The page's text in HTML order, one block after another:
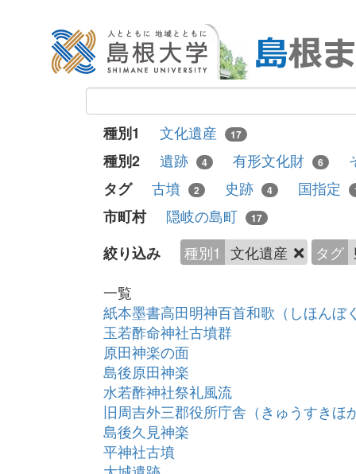
種別1 文化遺産 17
種別2 遺跡 4 有形文化財 6
タグ
古墳 2 史跡 4 国指定
市町村 隠岐の島町 17
絞り込み 種別1 文化遺産 タグ
一覧
紙本墨書高田明神百首和歌（しほんぼ
玉若酢命神社古墳群
原田神楽の面
島後原田神楽
水若酢神社祭礼風流
旧周吉外三郡役所庁舎（きゅうすきほ
島後久見神楽
平神社古墳